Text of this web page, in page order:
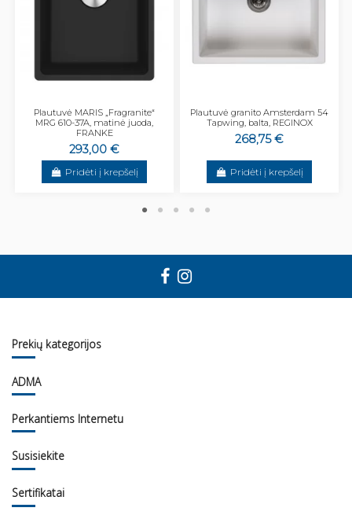
Plautuvė MARIS „Fragranite“
MRG 610-37A, matinė juoda,
FRANKE
293,00 €
Pridėti į krepšelį
Plautuvė granito Amsterdam 54
Tapwing, balta, REGINOX
268,75 €
Pridėti į krepšelį
Prekių kategorijos
ADMA
Perkantiems Internetu
Susisiekite
Sertifikatai